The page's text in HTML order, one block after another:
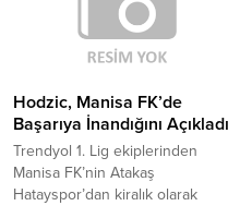
vatandaşlığı da bulunan Eygi,
başından vurularak ağır
yaralanmıştı. BAŞINDAN
Filistinlilere ait bir hastaneye
kaldırılan Eygi, 6 Eylül’de
müdahalelere rağmen hayatını
kaybetmişti. Filistin topraklarının
İsrail tarafından işgaline...
Hodzic, Manisa FK’de
Başarıya İnandığını Açıkladı
Trendyol 1. Lig ekiplerinden
Manisa FK’nin Atakaş
Hatayspor’dan kiralık olarak